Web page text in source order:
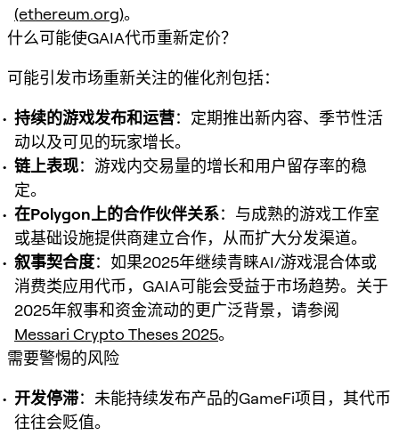
(ethereum.org)。
什么可能使GAIA代币重新定价？
可能引发市场重新关注的催化剂包括：
持续的游戏发布和运营：定期推出新内容、季节性活
动以及可见的玩家增长。
链上表现：游戏内交易量的增长和用户留存率的稳
定。
在Polygon上的合作伙伴关系：与成熟的游戏工作室
或基础设施提供商建立合作，从而扩大分发渠道。
叙事契合度：如果2025年继续青睐AI/游戏混合体或
消费类应用代币，GAIA可能会受益于市场趋势。关于
2025年叙事和资金流动的更广泛背景，请参阅
Messari Crypto Theses 2025。
需要警惕的风险
开发停滞：未能持续发布产品的GameFi项目，其代币
往往会贬值。